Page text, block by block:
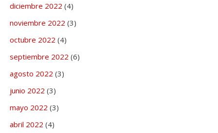
diciembre 2022 (4)
noviembre 2022 (3)
octubre 2022 (4)
septiembre 2022 (6)
agosto 2022 (3)
junio 2022 (3)
mayo 2022 (3)
abril 2022 (4)